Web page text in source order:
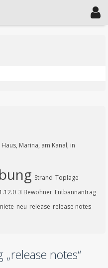
Haus, Marina, am Kanal, in
Strand Toplage
1.12.0 3 Bewohner Entbannantrag
neu release release notes
notes“